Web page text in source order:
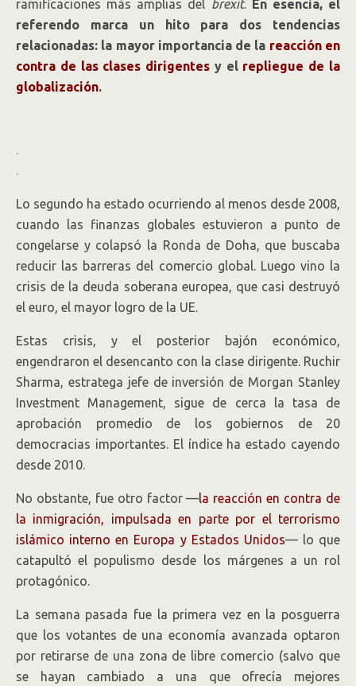
ramificaciones más amplias del brexit. En esencia, el
referendo marca un hito para dos tendencias
relacionadas: la mayor importancia de la reacción en
contra de las clases dirigentes y el repliegue de la
globalización.
.
.
Lo segundo ha estado ocurriendo al menos desde 2008,
cuando las finanzas globales estuvieron a punto de
congelarse y colapsó la Ronda de Doha, que buscaba
reducir las barreras del comercio global. Luego vino la
crisis de la deuda soberana europea, que casi destruyó
el euro, el mayor logro de la UE.
Estas crisis, y el posterior bajón económico,
engendraron el desencanto con la clase dirigente. Ruchir
Sharma, estratega jefe de inversión de Morgan Stanley
Investment Management, sigue de cerca la tasa de
aprobación promedio de los gobiernos de 20
democracias importantes. El índice ha estado cayendo
desde 2010.
No obstante, fue otro factor —la reacción en contra de
la inmigración, impulsada en parte por el terrorismo
islámico interno en Europa y Estados Unidos— lo que
catapultó el populismo desde los márgenes a un rol
protagónico.
La semana pasada fue la primera vez en la posguerra
que los votantes de una economía avanzada optaron
por retirarse de una zona de libre comercio (salvo que
se hayan cambiado a una que ofrecía mejores